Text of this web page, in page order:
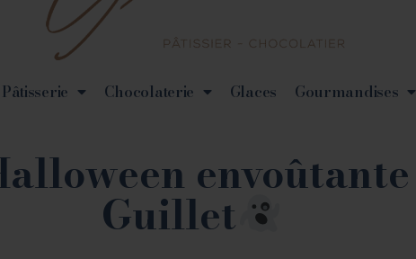
Pâtisserie Chocolaterie Glaces Gourmandises
Guillet